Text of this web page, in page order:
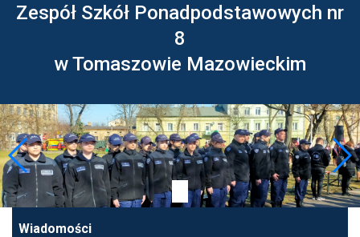
Zespół Szkół Ponadpodstawowych nr
8
w Tomaszowie Mazowieckim
Wiadomości